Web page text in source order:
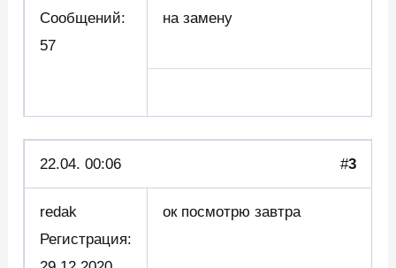
Сообщений:
57
на замену
22.04. 00:06 #3
redak
Регистрация:
ок посмотрю завтра